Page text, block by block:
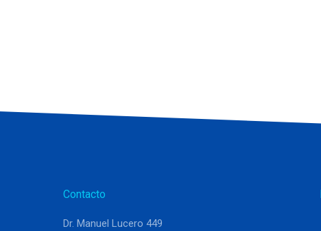
Contacto
Dr. Manuel Lucero 449